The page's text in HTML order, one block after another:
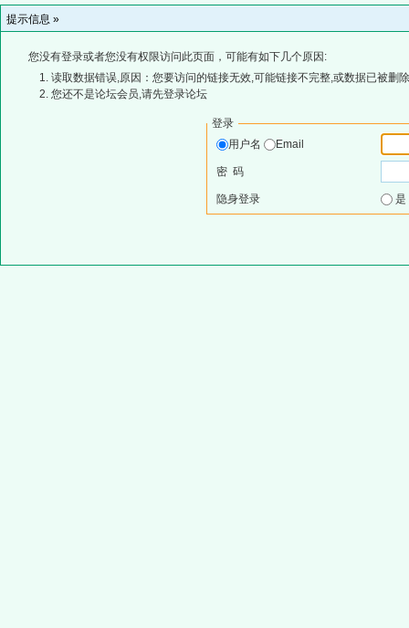
提示信息 »
您没有登录或者您没有权限访问此页面，可能有如下几个原因:
读取数据错误,原因：您要访问的链接无效,可能链接不完整,或数据已被删
您还不是论坛会员,请先登录论坛
登录
用户名
Email
密 码
隐身登录